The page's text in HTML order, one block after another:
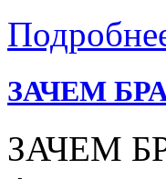
ЗАЧЕМ
ЗАЧЕМ